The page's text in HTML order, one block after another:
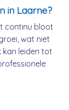
in Laarne?
continu bloot
wat niet
kan leiden tot